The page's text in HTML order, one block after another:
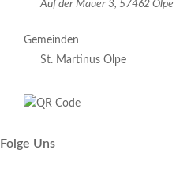
Auf der Mauer 3, 57462 Olpe
Gemeinden
St. Martinus Olpe
Folge Uns